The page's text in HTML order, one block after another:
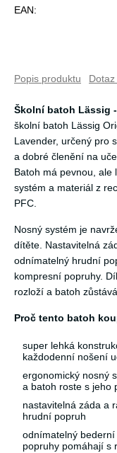
EAN:
Popis produktu
Školní batoh Lässig
školní batoh Lässig
Lavender, určený pro
a dobré členění na
Batoh má pevnou, ale
systém a materiál z
PFC.
Nosný systém je
dítěte. Nastavitelná
odnímatelný hrudní
kompresní popruhy.
rozloží a batoh
Proč tento batoh
super lehká
každodenní nošení
ergonomický nosný
a batoh roste s jeho
nastavitelná záda a
hrudní popruh
odnímatelný
popruhy pomáhají s